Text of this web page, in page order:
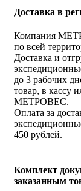
Доставка в
Компания
по всей
Доставка и
до 3 рабочих
товар, в кассу
МЕТРОВЕС.
Оплата за
450 рублей.
Комплект
заказанным